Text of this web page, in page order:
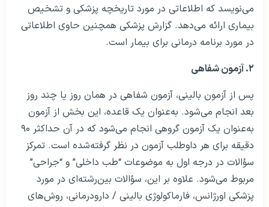
می‌نویسد که اطلاعاتی در مورد تاریخچه پزشکی و تشخیص
بیماری ارائه می‌دهد. گزارش پزشکی همچنین حاوی اطلاعاتی
در مورد برنامه درمانی برای بیمار است.
۲.آزمون شفاهی
پس از آزمون بالینی، آزمون شفاهی در همان روز یا چند روز
بعد انجام می‌شود. به‌عنوان یک قاعده، این بخش از آزمون
به‌عنوان یک آزمون گروهی انجام می‌شود که در آن حداکثر ۹۰
دقیقه برای هر داوطلب آزمون در نظر گرفته‌شده است. تمرکز
سؤالات در درجه اول به موضوعات “طب داخلی” و “جراحی”
مربوط می‌شود. علاوه بر این، سؤالات بین‌رشته‌ای در مورد
پزشکی اورژانس، فارماکولوژی بالینی / دارودرمانی، روش‌های